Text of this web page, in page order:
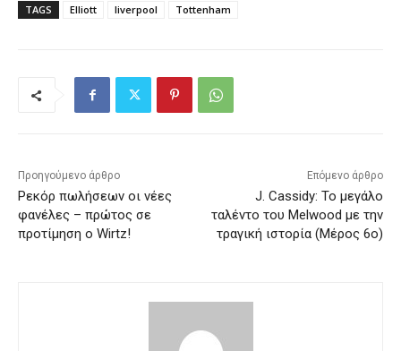
TAGS Elliott liverpool Tottenham
Προηγούμενο άρθρο
Ρεκόρ πωλήσεων οι νέες
φανέλες – πρώτος σε
προτίμηση ο Wirtz!
Επόμενο άρθρο
J. Cassidy: Το μεγάλο
ταλέντο του Melwood με την
τραγική ιστορία (Μέρος 6ο)